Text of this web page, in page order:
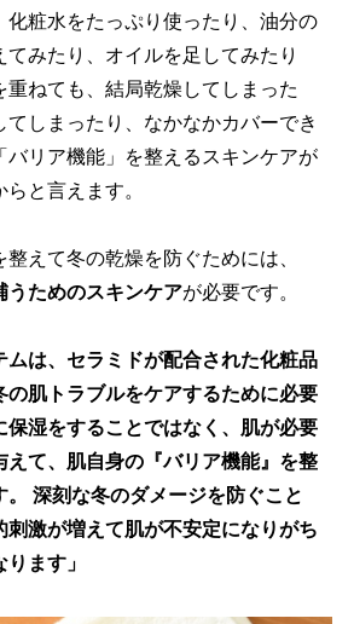
化粧水をたっぷり使ったり、油分の
てみたり、オイルを足してみたり
重ねても、結局乾燥してしまった
てしまったり、なかなかカバーでき
バリア機能」を整えるスキンケアが
と言えます。
えて冬の乾燥を防ぐためには、
うためのスキンケアが必要です。
ムは、セラミドが配合された化粧品
の肌トラブルをケアするために必要
保湿をすることではなく、肌が必要
えて、肌自身の『バリア機能』を整
。 深刻な冬のダメージを防ぐこと
刺激が増えて肌が不安定になりがち
ます」